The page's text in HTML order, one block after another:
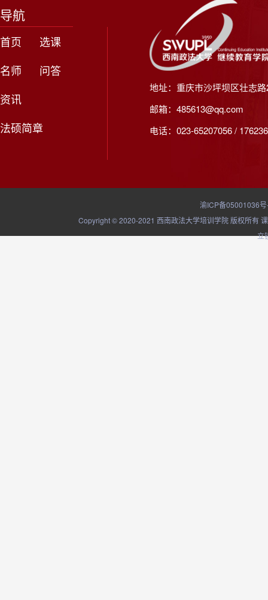
导航
首页
选课
名师
问答
资讯
法硕简章
地址：重庆市沙坪坝区壮志
邮箱：485613@qq.com
电话：023-65207056 /
渝ICP备05001036
Copyright © 2020-2021 西南政法大学培训学院 版权所有
立